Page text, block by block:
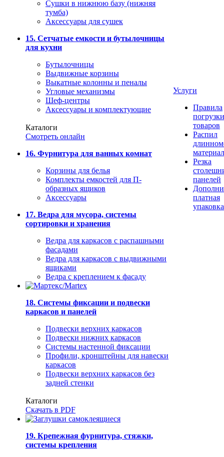
Сушки в нижнюю базу (нижняя
тумба)
Аксессуары для сушек
15. Сетчатые емкости и бутылочницы
для кухни
Бутылочницы
Выдвижные корзины
Выкатные колонны и пеналы
Угловые механизмы
Шеф-центры
Аксессуары и комплектующие
Каталоги
Смотреть онлайн
16. Фурнитура для ванных комнат
Корзины для белья
Комплекты емкостей для П-
образных ящиков
Аксессуары
17. Ведра для мусора, системы
сортировки и хранения
Ведра для каркасов с распашными
фасадами
Ведра для каркасов с выдвижными
ящиками
Ведра с креплением к фасаду
18. Системы фиксации и подвески
каркасов и панелей
Подвески верхних каркасов
Подвески нижних каркасов
Системы настенной фиксации
Профили, кронштейны для навески
каркасов
Подвески верхних каркасов без
задней стенки
Каталоги
Скачать в PDF
19. Крепежная фурнитура, стяжки,
системы крепления
Услуги
Правила
погрузки
товаров
Распил
Резка
панелей
платная
упаковка